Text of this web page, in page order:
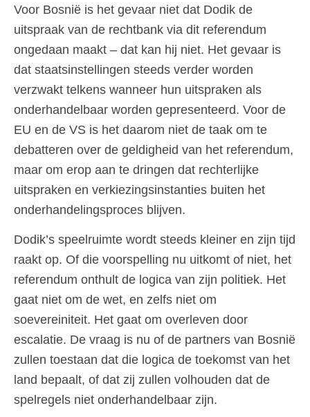
Voor Bosnië is het gevaar niet dat Dodik de
uitspraak van de rechtbank via dit referendum
ongedaan maakt – dat kan hij niet. Het gevaar is
dat staatsinstellingen steeds verder worden
verzwakt telkens wanneer hun uitspraken als
onderhandelbaar worden gepresenteerd. Voor de
EU en de VS is het daarom niet de taak om te
debatteren over de geldigheid van het referendum,
maar om erop aan te dringen dat rechterlijke
uitspraken en verkiezingsinstanties buiten het
onderhandelingsproces blijven.
Dodik’s speelruimte wordt steeds kleiner en zijn tijd
raakt op. Of die voorspelling nu uitkomt of niet, het
referendum onthult de logica van zijn politiek. Het
gaat niet om de wet, en zelfs niet om
soevereiniteit. Het gaat om overleven door
escalatie. De vraag is nu of de partners van Bosnië
zullen toestaan dat die logica de toekomst van het
land bepaalt, of dat zij zullen volhouden dat de
spelregels niet onderhandelbaar zijn.